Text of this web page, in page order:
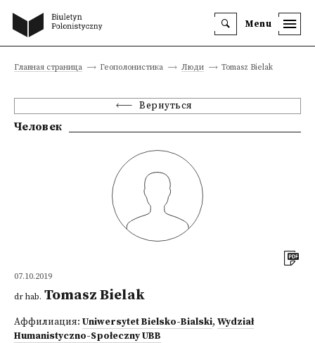
Menu
Главная страница Геополонистика Люди Tomasz Bielak
Вернуться
Человек
07.10.2019
dr hab. Tomasz Bielak
Аффилиация: Uniwersytet Bielsko-Bialski, Wydział
Humanistyczno-Społeczny UBB